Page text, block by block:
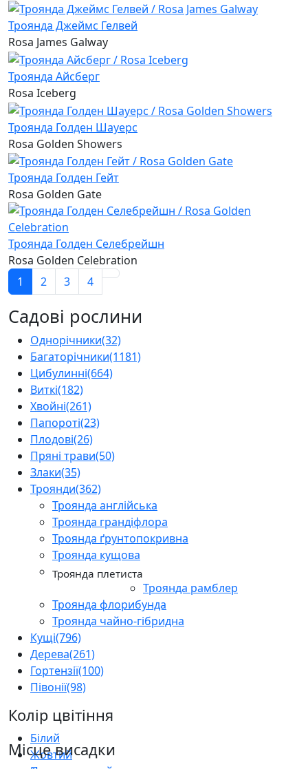
Троянда Джеймс Гелвей
Rosa James Galway
Троянда Айсберг
Rosa Iceberg
Троянда Голден Шауерс
Rosa Golden Showers
Троянда Голден Гейт
Rosa Golden Gate
Троянда Голден Селебрейшн
Rosa Golden Celebration
1
2 3 4
Садові рослини
Однорічники(32)
Багаторічники(1181)
Цибулинні(664)
Виткі(182)
Хвойні(261)
Папороті(23)
Плодові(26)
Пряні трави(50)
Злаки(35)
Троянди(362)
Троянда англійська
Троянда грандіфлора
Троянда ґрунтопокривна
Троянда кущова
Троянда плетиста
Троянда рамблер
Троянда флорибунда
Троянда чайно-гібридна
Кущі(796)
Дерева(261)
Гортензії(100)
Півонії(98)
Колір цвітіння
Білий
Жовтий
Місце висадки